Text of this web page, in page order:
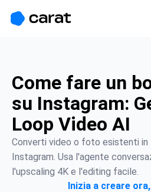
Come fare un
su Instagram:
Loop Video AI
Converti video o foto esistenti in
Instagram. Usa l'agente
l'upscaling 4K e l'editing facile.
Inizia a creare ora,